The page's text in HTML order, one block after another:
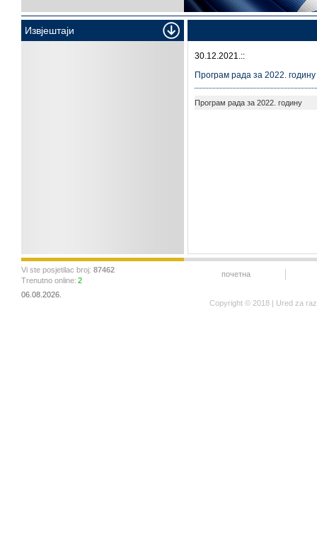
Извјештаји
30.12.2021.::
Програм рада за 2022. годину
Програм рада за 2022. годину
Vi ste posjetilac broj: 87462
Trenutno online: 2
06.08.2026.
почетна
Copyright © 2018 | Ured za